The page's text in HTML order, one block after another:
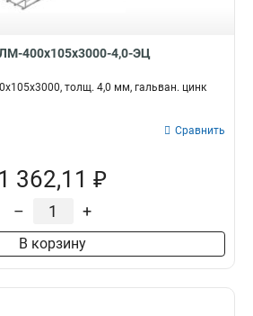
400х105х3000-4,0-ЭЦ
толщ. 4,0 мм, гальван. цинк
Сравнить
1 362,11 ₽
– +
В корзину